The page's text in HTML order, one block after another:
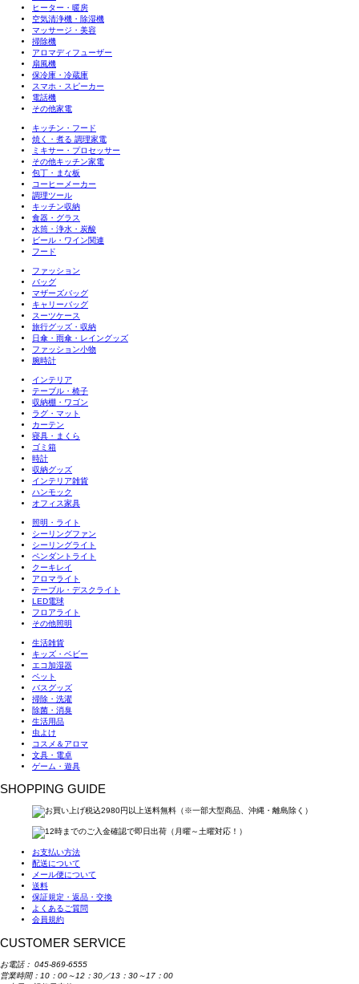
ヒーター・暖房
空気清浄機・除湿機
マッサージ・美容
掃除機
アロマディフューザー
扇風機
保冷庫・冷蔵庫
スマホ・スピーカー
電話機
その他家電
キッチン・フード
焼く・煮る 調理家電
ミキサー・プロセッサー
その他キッチン家電
包丁・まな板
コーヒーメーカー
調理ツール
キッチン収納
食器・グラス
水筒・浄水・炭酸
ビール・ワイン関連
フード
ファッション
バッグ
マザーズバッグ
キャリーバッグ
スーツケース
旅行グッズ・収納
日傘・雨傘・レイングッズ
ファッション小物
腕時計
インテリア
テーブル・椅子
収納棚・ワゴン
ラグ・マット
カーテン
寝具・まくら
ゴミ箱
時計
収納グッズ
インテリア雑貨
ハンモック
オフィス家具
照明・ライト
シーリングファン
シーリングライト
ペンダントライト
クーキレイ
アロマライト
テーブル・デスクライト
LED電球
フロアライト
その他照明
生活雑貨
キッズ・ベビー
エコ加湿器
ペット
バスグッズ
掃除・洗濯
除菌・消臭
生活用品
虫よけ
コスメ＆アロマ
文具・電卓
ゲーム・遊具
SHOPPING GUIDE
お支払い方法
配送について
メール便について
送料
保証規定・返品・交換
よくあるご質問
会員規約
CUSTOMER SERVICE
お電話： 045-869-6555
営業時間：10：00～12：30／13：30～17：00